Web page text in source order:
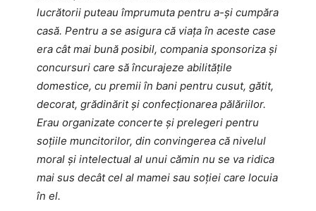
lucrătorii puteau împrumuta pentru a-și cumpăra
casă. Pentru a se asigura că viața în aceste case
era cât mai bună posibil, compania sponsoriza și
concursuri care să încurajeze abilitățile
domestice, cu premii în bani pentru cusut, gătit,
decorat, grădinărit și confecționarea pălăriilor.
Erau organizate concerte și prelegeri pentru
soțiile muncitorilor, din convingerea că nivelul
moral și intelectual al unui cămin nu se va ridica
mai sus decât cel al mamei sau soției care locuia
în el.